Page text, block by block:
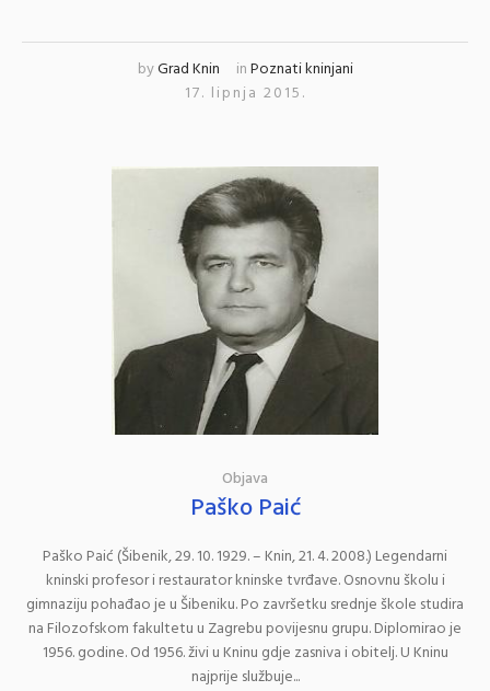
byGrad Knin inPoznati kninjani
17. lipnja 2015.
Objava
Paško Paić
Paško Paić (Šibenik, 29. 10. 1929. – Knin, 21. 4. 2008.) Legendarni
kninski profesor i restaurator kninske tvrđave. Osnovnu školu i
gimnaziju pohađao je u Šibeniku. Po završetku srednje škole studira
na Filozofskom fakultetu u Zagrebu povijesnu grupu. Diplomirao je
1956. godine. Od 1956. živi u Kninu gdje zasniva i obitelj. U Kninu
najprije službuje...